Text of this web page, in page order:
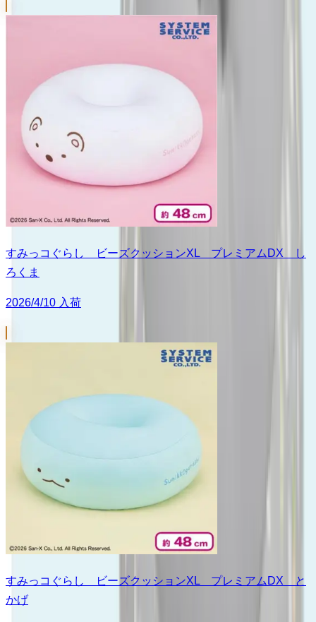
すみっコぐらし ビーズクッションXL プレミアムDX し
ろくま
2026/4/10 入荷
すみっコぐらし ビーズクッションXL プレミアムDX と
かげ